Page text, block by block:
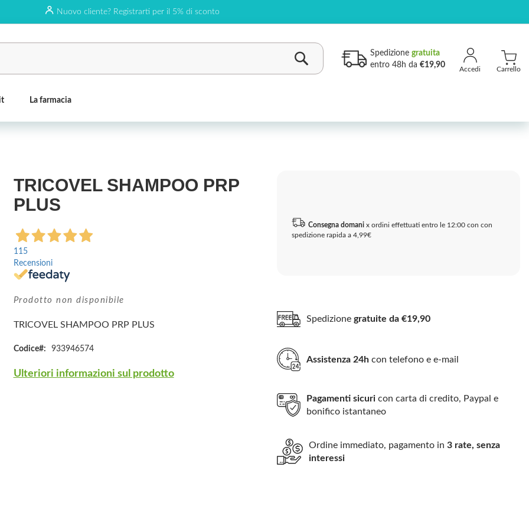
Nuovo cliente? Registrarti per il 5% di sconto
Carrello
Spedizione gratuita
entro 48h da €19,90
La farmacia
TRICOVEL SHAMPOO PRP
PLUS
115
Recensioni
Prodotto non disponibile
TRICOVEL SHAMPOO PRP PLUS
Codice 933946574
Ulteriori informazioni sul prodotto
Consegna domani x ordini effettuati entro le 12:00 con con
spedizione rapida a 4,99€
Spedizionegratuite da €19,90
Assistenza 24h con telefono e e-mail
Pagamenti sicuri con carta di credito, Paypal e
bonifico istantaneo
Ordine immediato, pagamento in3 rate, senza
interessi